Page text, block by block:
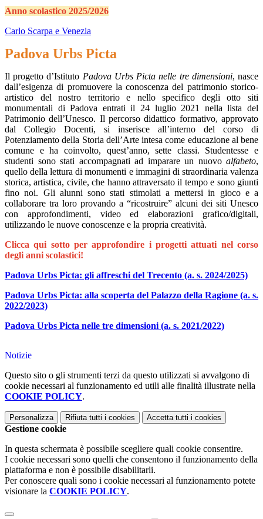
Anno scolastico 2025/2026
Carlo Scarpa e Venezia
Padova Urbs Picta
Il progetto d’Istituto Padova Urbs Picta nelle tre dimensioni, nasce
dall’esigenza di promuovere la conoscenza del patrimonio storico-
artistico del nostro territorio e nello specifico degli otto siti
monumentali di Padova entrati il 24 luglio 2021 nella lista del
Patrimonio dell’Unesco. Il percorso didattico formativo, approvato
dal Collegio Docenti, si inserisce all’interno del corso di
Potenziamento della Storia dell’Arte intesa come educazione al bene
comune e ha coinvolto, quest’anno, sette classi. Studentesse e
studenti sono stati accompagnati ad imparare un nuovo alfabeto,
quello della lettura di monumenti e immagini di straordinaria valenza
storica, artistica, civile, che hanno attraversato il tempo e sono giunti
fino noi. Gli alunni sono stati stimolati a mettersi in gioco e a
collaborare tra loro provando a “ricostruire” alcuni dei siti Unesco
con approfondimenti, video ed elaborazioni grafico/digitali,
utilizzando le nuove conoscenze e la propria creatività.
Clicca qui sotto per approfondire i progetti attuati nel corso
degli anni scolastici!
Padova Urbs Picta: gli affreschi del Trecento (a. s. 2024/2025)
Padova Urbs Picta: alla scoperta del Palazzo della Ragione (a. s.
2022/2023)
Padova Urbs Picta nelle tre dimensioni (a. s. 2021/2022)
Notizie
Questo sito o gli strumenti terzi da questo utilizzati si avvalgono di
cookie necessari al funzionamento ed utili alle finalità illustrate nella
COOKIE POLICY.
Personalizza Rifiuta tutti i cookies Accetta tutti i cookies
Gestione cookie
In questa schermata è possibile scegliere quali cookie consentire.
I cookie necessari sono quelli che consentono il funzionamento della
piattaforma e non è possibile disabilitarli.
Per conoscere quali sono i cookie necessari al funzionamento potete
visionare la COOKIE POLICY.